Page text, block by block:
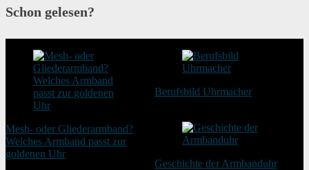
Schon gelesen?
Mesh- oder Gliederarmband?
Welches Armband passt zur
goldenen Uhr
Berufsbild Uhrmacher
Geschichte der Armbanduhr